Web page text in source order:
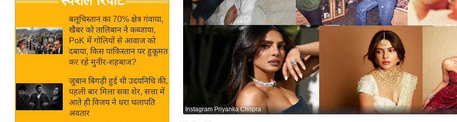
News in
Hindi
Hindi
Videos
राय
बजट
IPL
2026
बलूचिस्तान का 70% क्षेत्र गंवाया,
खैबर को तालिबान ने कब्जाया,
PoK में गोलियों से आवाज को
दबाया, किस पाकिस्तान पर हुकूमत
कर रहे मुनीर-शहबाज?
जुबान बिगड़ी हुई थी उदयनिधि की,
पहली बार मिला सवा शेर, सत्ता में
आते ही विजय ने धरा थलापति
अवतार
Instagram Priyanka Chopra